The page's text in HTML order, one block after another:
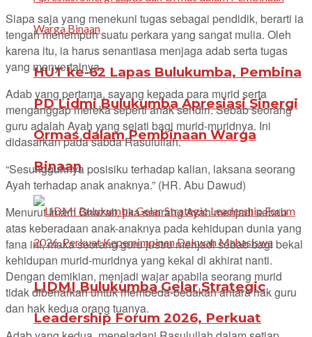
HUT ke-62 Lapas Bulukumba, Pembina
PD Lidmi Bulukumba Apresiasi Sinergi
Ormas dalam Pembinaan Warga
Binaan
LIDMI Bulukumba Gelar Strategic
Leadership Forum 2026, Perkuat
Siapa saja yang menekuni tugas sebagai pendidik, berarti ia
tengah menempuh suatu perkara yang sangat mulia. Oleh
karena itu, ia harus senantiasa menjaga adab serta tugas
yang menyertainya.
Adab yang pertama, sayang kepada para murid serta
menganggap mereka seperti anak sendiri. Sebab seorang
guru adalah Ayah yang sejati bagi murid-muridnya. Ini
didasarkan pada sabda Rasulullah.
“Sesungguhnya posisiku terhadap kalian, laksana seorang
Ayah terhadap anak anaknya.” (HR. Abu Dawud)
Menurut Imam Ghazali, jika seorang Ayah menjadi sebab
atas keberadaan anak-anaknya pada kehidupan dunia yang
fana ini, maka seorang guru justru menjadi sebab bagi bekal
kehidupan murid-muridnya yang kekal di akhirat nanti.
Dengan demikian, menjadi wajar apabila seorang murid
tidak dibenarkan untuk membeda-bedakan antara hak guru
dan hak kedua orang tuanya.